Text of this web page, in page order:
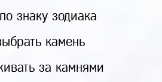
знаку зодиака
камень
за камнями